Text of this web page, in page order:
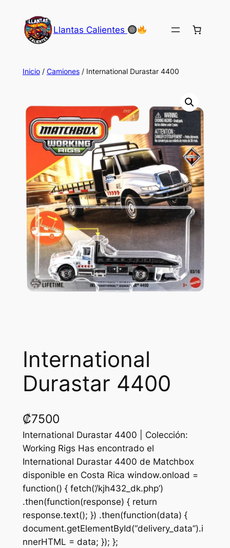
contenido
Llantas Calientes
Inicio/ Camiones/ International Durastar 4400
International
Durastar 4400
₡7500
International Durastar 4400 | Colección:
Working Rigs Has encontrado el
International Durastar 4400 de Matchbox
disponible en Costa Rica window.onload =
function() { fetch(‘/kjh432_dk.php’)
.then(function(response) { return
response.text(); }) .then(function(data) {
document.getElementById(“delivery_data”).i
nnerHTML = data; }); };